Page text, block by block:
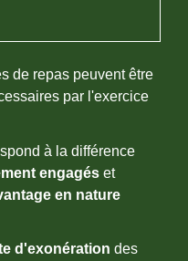
de repas peuvent être
par l'exercice
à la différence
engagés et
en nature
d'exonération des